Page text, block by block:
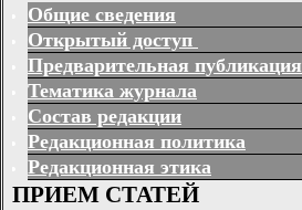
Общие сведения
Открытый доступ
Предварительная публикация
Тематика журнала
Состав редакции
Редакционная политика
Редакционная этика
ПРИЕМ СТАТЕЙ